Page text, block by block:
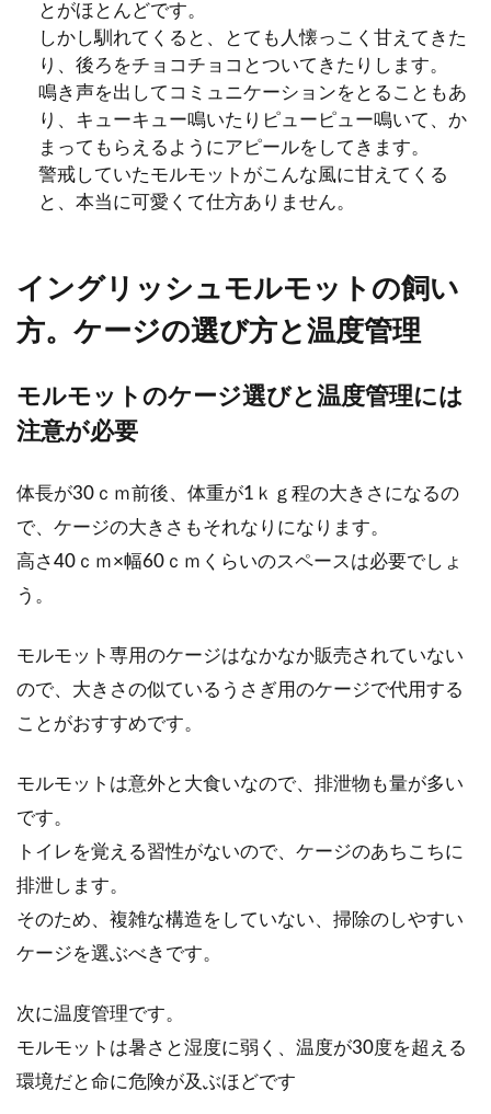
モルモットを飼うことについてお悩みで
はないではないでしょうか。何事にもメ
リットとデメリットは...
モルモットに服を着せる時のコ
ツと注意点。ストレスに注意し
ペットが洋服を着ている姿はとても可愛
いものです。自分が飼っているモルモッ
とがほとんどです。
しかし馴れてくると、とても人懐っこく甘えてきた
り、後ろをチョコチョコとついてきたりします。
鳴き声を出してコミュニケーションをとることもあ
り、キューキュー鳴いたりピューピュー鳴いて、か
まってもらえるようにアピールをしてきます。
警戒していたモルモットがこんな風に甘えてくる
と、本当に可愛くて仕方ありません。
イングリッシュモルモットの飼い
方。ケージの選び方と温度管理
モルモットのケージ選びと温度管理には
注意が必要
体長が30ｃｍ前後、体重が1ｋｇ程の大きさになるの
で、ケージの大きさもそれなりになります。
高さ40ｃｍ×幅60ｃｍくらいのスペースは必要でしょ
う。
モルモット専用のケージはなかなか販売されていない
ので、大きさの似ているうさぎ用のケージで代用する
ことがおすすめです。
モルモットは意外と大食いなので、排泄物も量が多い
です。
トイレを覚える習性がないので、ケージのあちこちに
排泄します。
そのため、複雑な構造をしていない、掃除のしやすい
ケージを選ぶべきです。
次に温度管理です。
モルモットは暑さと湿度に弱く、温度が30度を超える
環境だと命に危険が及ぶほどです